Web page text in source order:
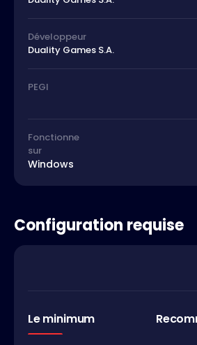
Développeur
Duality Games S.A.
PEGI
Fonctionne
sur
Windows
Configuration requise
Le minimum